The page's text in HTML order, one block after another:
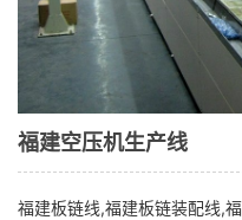
福建空压机生产线
福建板链线,福建板链装配线,